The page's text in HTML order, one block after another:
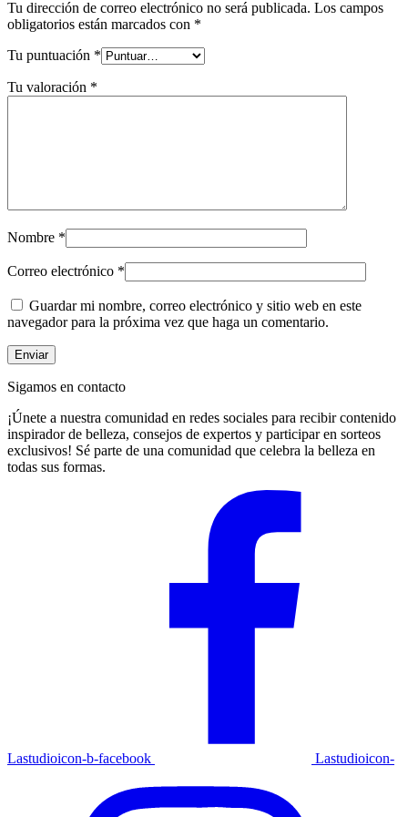
Tu dirección de correo electrónico no será publicada. Los campos
obligatorios están marcados con *
Tu puntuación *
Tu valoración *
Nombre *
Correo electrónico *
Guardar mi nombre, correo electrónico y sitio web en este
navegador para la próxima vez que haga un comentario.
Sigamos en contacto
¡Únete a nuestra comunidad en redes sociales para recibir contenido
inspirador de belleza, consejos de expertos y participar en sorteos
exclusivos! Sé parte de una comunidad que celebra la belleza en
todas sus formas.
Lastudioicon-b-facebook Lastudioicon-